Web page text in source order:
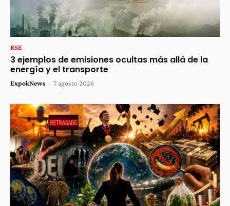
RSE
3 ejemplos de emisiones ocultas más allá de la
energía y el transporte
ExpokNews - 7 agosto 2026